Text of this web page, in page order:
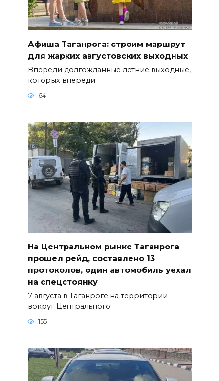
Афиша Таганрога: строим маршрут
для жарких августовских выходных
Впереди долгожданные летние выходные,
которых впереди
64
На Центральном рынке Таганрога
прошел рейд, составлено 13
протоколов, один автомобиль уехал
на спецстоянку
7 августа в Таганроге на территории
вокруг Центрального
155